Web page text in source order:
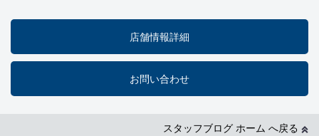
店舗情報詳細
お問い合わせ
スタッフブログ ホーム へ戻る